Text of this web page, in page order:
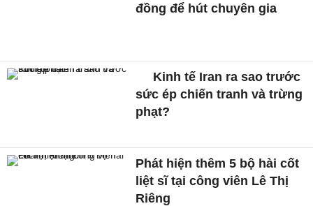
đồng để hút chuyên gia
Kinh tế Iran ra sao trước
sức ép chiến tranh và trừng
phạt?
Phát hiện thêm 5 bộ hài cốt
liệt sĩ tại công viên Lê Thị
Riêng